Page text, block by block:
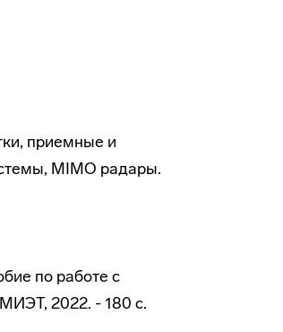
приемные и
MIMO радары.
по работе с
2022. - 180 с.